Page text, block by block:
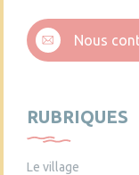
Nous
RUBRIQUES
Le village